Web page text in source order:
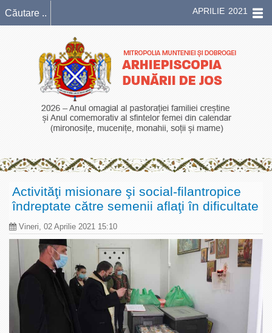
APRILIE 2021
Activităţi misionare şi social-filantropice
îndreptate către semenii aflaţi în dificultate
Vineri, 02 Aprilie 2021 15:10